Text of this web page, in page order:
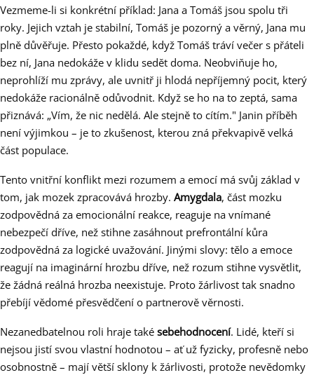
Vezmeme-li si konkrétní příklad: Jana a Tomáš jsou spolu tři
roky. Jejich vztah je stabilní, Tomáš je pozorný a věrný, Jana mu
plně důvěřuje. Přesto pokaždé, když Tomáš tráví večer s přáteli
bez ní, Jana nedokáže v klidu sedět doma. Neobviňuje ho,
neprohlíží mu zprávy, ale uvnitř ji hlodá nepříjemný pocit, který
nedokáže racionálně odůvodnit. Když se ho na to zeptá, sama
přiznává: „Vím, že nic nedělá. Ale stejně to cítím." Janin příběh
není výjimkou – je to zkušenost, kterou zná překvapivě velká
část populace.
Tento vnitřní konflikt mezi rozumem a emocí má svůj základ v
tom, jak mozek zpracovává hrozby. Amygdala, část mozku
zodpovědná za emocionální reakce, reaguje na vnímané
nebezpečí dříve, než stihne zasáhnout prefrontální kůra
zodpovědná za logické uvažování. Jinými slovy: tělo a emoce
reagují na imaginární hrozbu dříve, než rozum stihne vysvětlit,
že žádná reálná hrozba neexistuje. Proto žárlivost tak snadno
přebíjí vědomé přesvědčení o partnerově věrnosti.
Nezanedbatelnou roli hraje také sebehodnocení. Lidé, kteří si
nejsou jistí svou vlastní hodnotou – ať už fyzicky, profesně nebo
osobnostně – mají větší sklony k žárlivosti, protože nevědomky